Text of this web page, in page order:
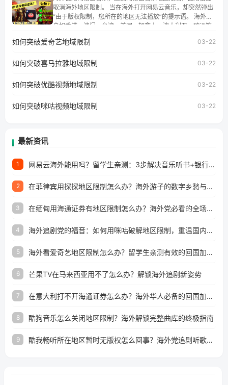
讯视频地区版权限制」的问题，无论人在香港、澳门、台
湾、美国、加拿大、澳大利亚、欧洲等国家和地区工作、留
学、定居等，都可以使用，不再因地区和版权限制所困扰。
取消海外地区限制。 当在海外打开网易云音乐，却突然弹出
“由于版权限制，您所在的地区无法播放”的提示语。 海外用
户如香港、澳门、台湾、美国、加拿大、澳大利亚、欧洲等
地区及版权限制问题，且仅能在中国大陆地区播放。 遇到这
户收听网易云音乐地区版权限制」的问题，无论人在香港、
工作、留学、定居等，都可以使用，不再因地区和版权限制
所困扰。
如何突破爱奇艺地域限制 03-22
如何突破喜马拉雅地域限制 03-22
如何突破优酷视频地域限制 03-22
如何突破咪咕视频地域限制 03-22
最新资讯
1 网易云海外能用吗？留学生亲测：3步解决音乐听书+银行视频地区限制
2 在菲律宾用探探地区限制怎么办？海外游子的数字乡愁与破局之道
3 在缅甸用海通证券有地区限制怎么办？海外党必看的全场景回国加速指南
4 海外追剧党的福音：如何用咪咕破解地区限制，重温国内精彩
5 海外看爱奇艺地区限制怎么办？留学生亲测有效的回国加速器选择指南
6 芒果TV在马来西亚用不了怎么办？解锁海外追剧新姿势
7 在意大利打不开海通证券怎么办？海外华人必备的回国加速指南（附2026世界杯观赛秘籍）
8 酷狗音乐怎么关闭地区限制？海外解锁完整曲库的终极指南
9 酷我畅听所在地区暂时无版权怎么回事？海外党追剧听歌的破局指南